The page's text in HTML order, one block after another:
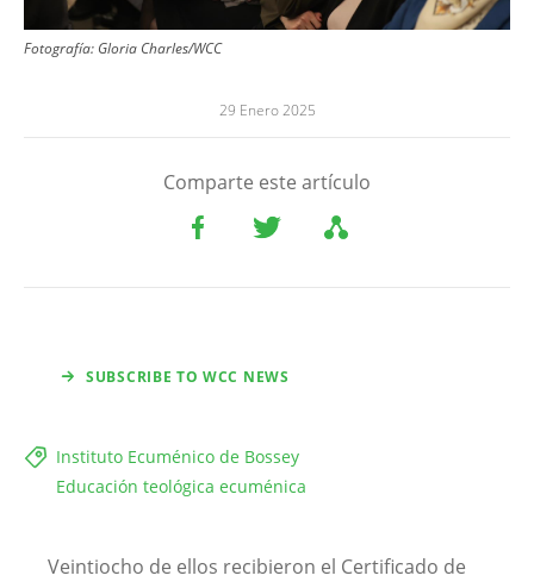
Fotografía: Gloria Charles/WCC
29 Enero 2025
Comparte este artículo
SUBSCRIBE TO WCC NEWS
Instituto Ecuménico de Bossey
Educación teológica ecuménica
Veintiocho de ellos recibieron el Certificado de